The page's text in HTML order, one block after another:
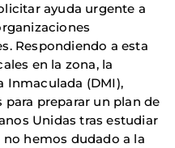
ayuda urgente a
Respondiendo a esta
en la zona, la
Inmaculada (DMI),
preparar un plan de
Unidas tras estudiar
hemos dudado a la